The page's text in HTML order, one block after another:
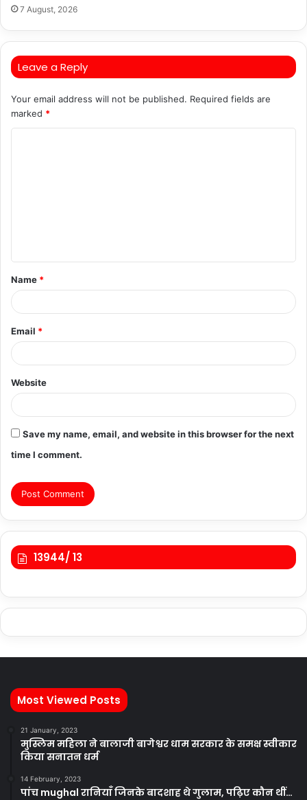
7 August, 2026
Leave a Reply
Your email address will not be published. Required fields are
marked *
t
*
Name *
Email *
Website
Save my name, email, and website in this browser for the next
time I comment.
13944/ 13
Most Viewed Posts
21 January, 2023
मुस्लिम महिला ने बालाजी बागेश्वर धाम सरकार के समक्ष स्वीकार
किया सनातन धर्म
14 February, 2023
पांच mughal रानियाँ जिनके बादशाह थे गुलाम, पढ़िए कौन थीं…